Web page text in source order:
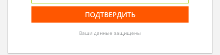
Ваши данные защищены